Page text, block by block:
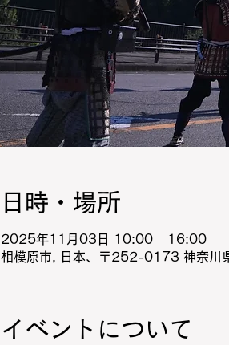
日時・場所
2025年11月03日 10:00 – 16:00
相模原市, 日本、〒252-0173 神奈川
イベントについて